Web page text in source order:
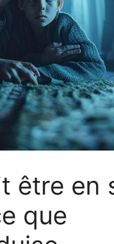
être en
que